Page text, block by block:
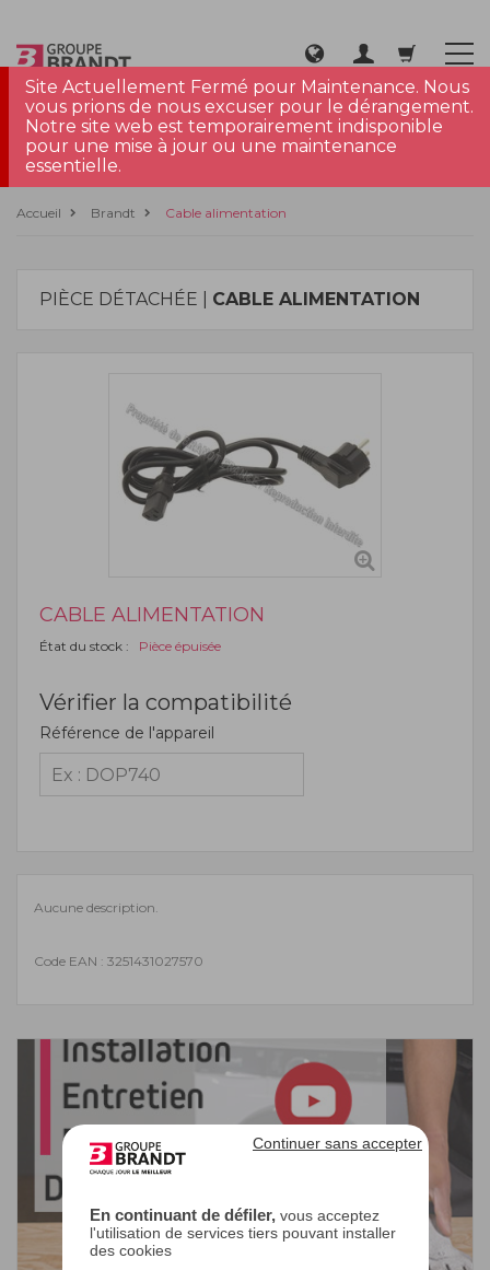
En continuant de défiler, vous acceptez
l'utilisation de services tiers pouvant installer
des cookies
Continuer sans accepter
Site Actuellement Fermé pour Maintenance. Nous
vous prions de nous excuser pour le dérangement.
Notre site web est temporairement indisponible
pour une mise à jour ou une maintenance
essentielle.
Accueil Brandt Cable alimentation
PIÈCE DÉTACHÉE | CABLE ALIMENTATION
CABLE ALIMENTATION
État du stock : Pièce épuisée
Vérifier la compatibilité
Référence de l'appareil
Aucune description.
Code EAN : 3251431027570